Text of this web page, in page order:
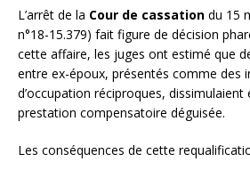
L’arrêt de la Cour de cassation du 15
n°18-15.379) fait figure de décision
cette affaire, les juges ont estimé que
entre ex-époux, présentés comme des
d’occupation réciproques, dissimulaient
prestation compensatoire déguisée.
Les conséquences de cette